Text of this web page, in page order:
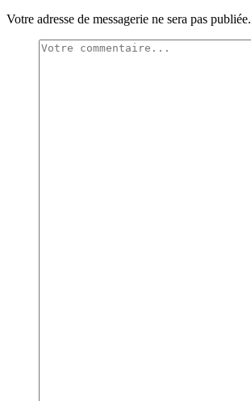
Votre adresse de messagerie ne sera pas publiée.